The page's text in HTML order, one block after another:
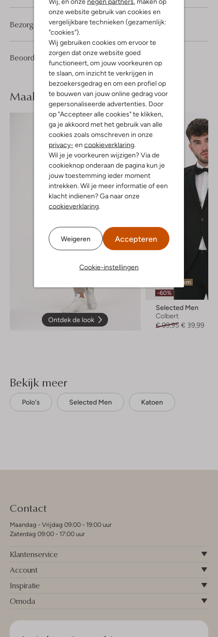
onze website gebruik van cookies en
vergelijkbare technieken (gezamenlijk:
"cookies").
Wij gebruiken cookies om ervoor te
zorgen dat onze website goed
functioneert, om jouw voorkeuren op
te slaan, om inzicht te verkrijgen in
bezoekersgedrag en om een profiel op
te bouwen van jouw online gedrag voor
gepersonaliseerde advertenties. Door
op "Accepteer alle cookies" te klikken,
ga je akkoord met het gebruik van alle
cookies zoals omschreven in onze
privacy- en cookieverklaring.
Wil je je voorkeuren wijzigen? Via de
cookieknop onderaan de pagina kun je
jouw toestemming ieder moment
intrekken. Wil je meer informatie of een
klacht indienen? Ga naar onze
cookieverklaring.
Weigeren Accepteren
Cookie-instellingen
Beoordelingen (2) 5/5
2
5
Sterren
Bezorgen & retourneren
Maak jelook compleet
Ontdek de look
Laatste item
-60%
Selected Men
Colbert
€ 99,95 € 39,99
Bekijk meer
Polo's Selected Men Katoen
Contact
Maandag - Vrijdag 09:00 - 19:00 uur
Zaterdag 09:00 - 17:00 uur
Klantenservice
Account
Inspiratie
Omoda